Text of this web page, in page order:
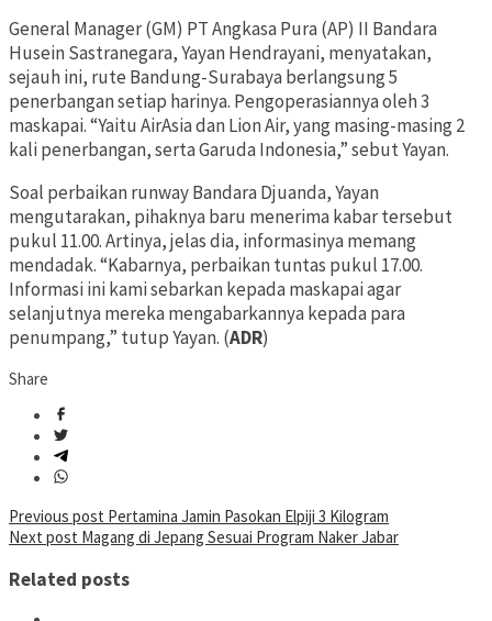
General Manager (GM) PT Angkasa Pura (AP) II Bandara
Husein Sastranegara, Yayan Hendrayani, menyatakan,
sejauh ini, rute Bandung-Surabaya berlangsung 5
penerbangan setiap harinya. Pengoperasiannya oleh 3
maskapai. “Yaitu AirAsia dan Lion Air, yang masing-masing 2
kali penerbangan, serta Garuda Indonesia,” sebut Yayan.
Soal perbaikan runway Bandara Djuanda, Yayan
mengutarakan, pihaknya baru menerima kabar tersebut
pukul 11.00. Artinya, jelas dia, informasinya memang
mendadak. “Kabarnya, perbaikan tuntas pukul 17.00.
Informasi ini kami sebarkan kepada maskapai agar
selanjutnya mereka mengabarkannya kepada para
penumpang,” tutup Yayan. (ADR)
Share
Post
navigation
Previous post Pertamina Jamin Pasokan Elpiji 3 Kilogram
Next post Magang di Jepang Sesuai Program Naker Jabar
Related posts